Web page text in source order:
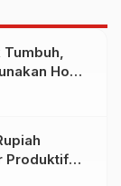
Home
Produktif